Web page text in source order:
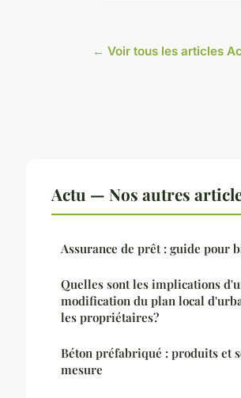
← Voir tous les articles
Actu — Nos autres
Assurance de prêt : guide pour
Quelles sont les implications
modification du plan local
les propriétaires?
Béton préfabriqué : produits et
mesure